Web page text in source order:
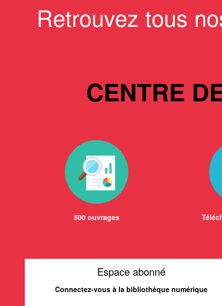
Retrouvez tous
CENTRE
500 ouvrages
Espace abonné
Connectez-vous à la bibliothèque numérique